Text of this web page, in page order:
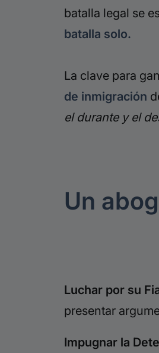
batalla legal se
batalla solo.
La clave para
de inmigración
el durante y el
Un
Luchar por su
presentar
Impugnar la